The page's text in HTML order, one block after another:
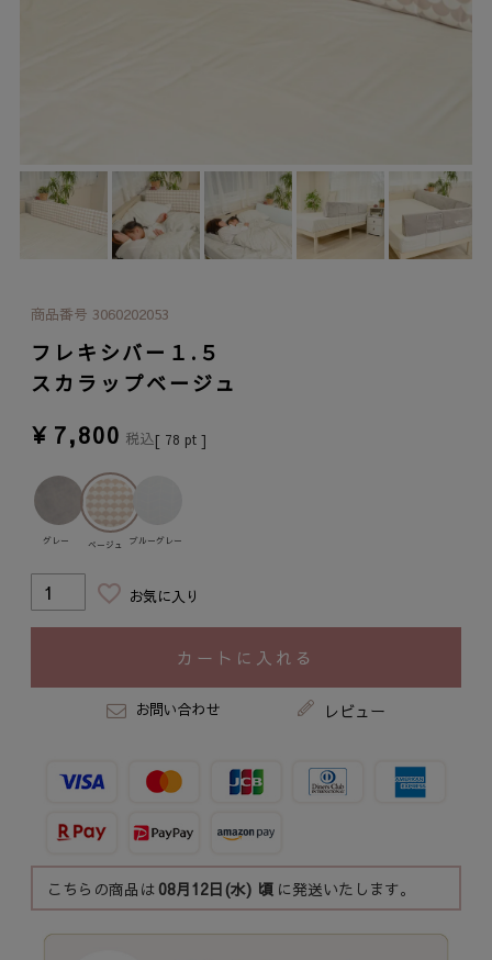
商品番号 3060202053
フレキシバー１.５
スカラップベージュ
¥ 7,800 税込[ 78 pt ]
グレー ベージュ ブルーグレー
お気に入り
カートに入れる
お問い合わせ レビュー
こちらの商品は08月12日(水) 頃 に発送いたします。